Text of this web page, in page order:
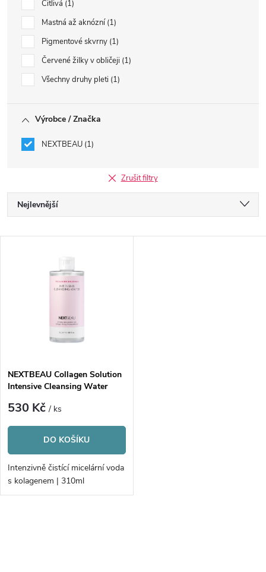
Citlivá 1
Mastná až aknózní 1
Pigmentové skvrny 1
Červené žilky v obličeji 1
Všechny druhy pleti 1
Výrobce / Značka
NEXTBEAU 1
Zrušit filtry
Ř
a
p
r
o
d
u
Nejlevnější
Abecedně
s
p
r
o
d
NEXTBEAU Collagen Solution
Intensive Cleansing Water
530 Kč/ ks
DO KOŠÍKU
Intenzivně čistící micelární voda
s kolagenem | 310ml